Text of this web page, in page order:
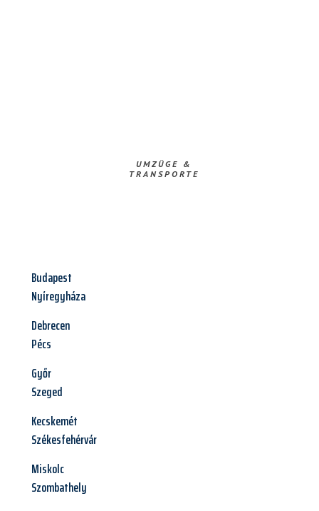
UMZÜGE &
TRANSPORTE
Budapest
Nyíregyháza
Debrecen
Pécs
Győr
Szeged
Kecskemét
Székesfehérvár
Miskolc
Szombathely